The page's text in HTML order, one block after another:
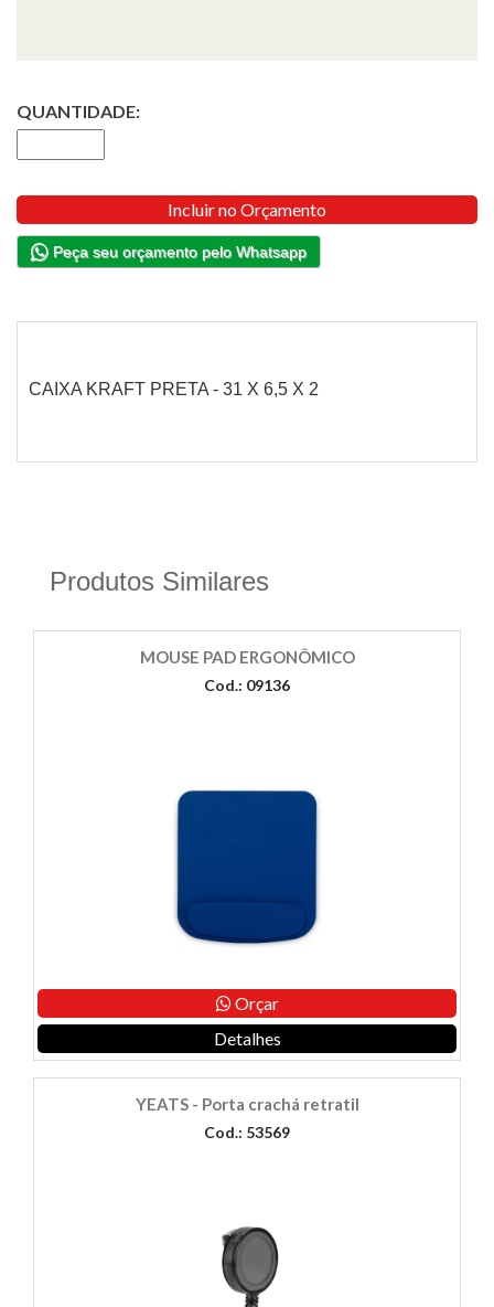
QUANTIDADE:
Incluir no Orçamento
Peça seu orçamento pelo Whatsapp
CAIXA KRAFT PRETA - 31 X 6,5 X 2
Produtos Similares
MOUSE PAD ERGONÔMICO
Cod.: 09136
Orçar
Detalhes
YEATS - Porta crachá retratil
Cod.: 53569